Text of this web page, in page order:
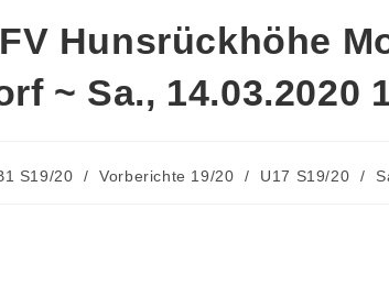
Hunsrückhöhe
~ Sa., 14.03.2020
S19/20 / Vorberichte 19/20 / U17 S19/20 /